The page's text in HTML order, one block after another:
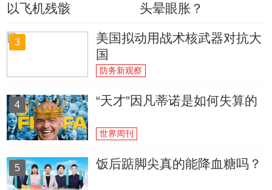
以飞机残骸
头晕眼胀？
3
美国拟动用战术核武器对抗大
国
防务新观察
4 “天才”因凡蒂诺是如何失算的
世界周刊
5 饭后踮脚尖真的能降血糖吗？